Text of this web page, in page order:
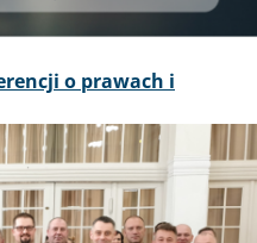
o prawach i